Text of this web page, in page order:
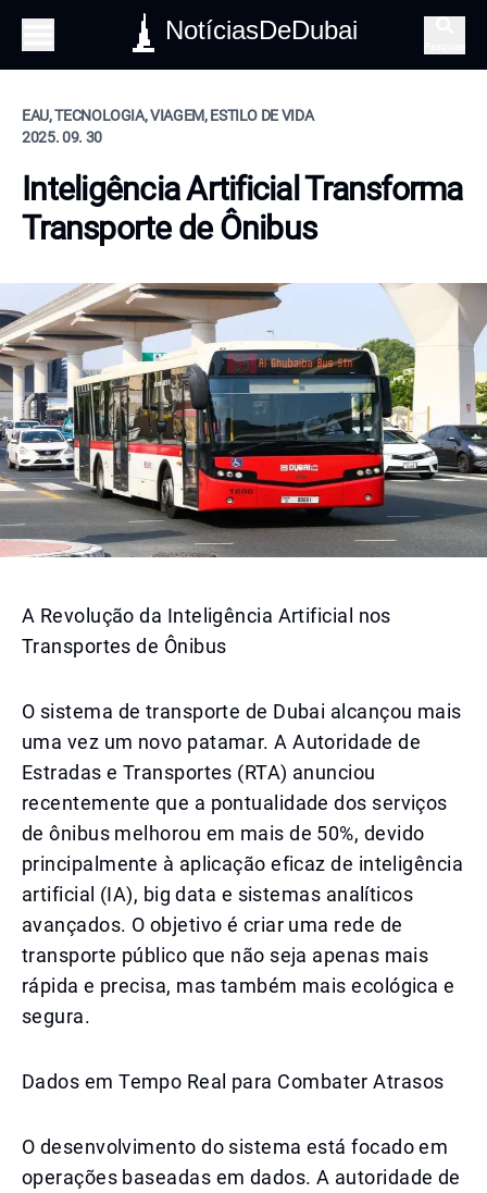
NotíciasDeDubai
EAU, TECNOLOGIA, VIAGEM, ESTILO DE VIDA
2025. 09. 30
Inteligência Artificial Transforma
Transporte de Ônibus
A Revolução da Inteligência Artificial nos
Transportes de Ônibus
O sistema de transporte de Dubai alcançou mais
uma vez um novo patamar. A Autoridade de
Estradas e Transportes (RTA) anunciou
recentemente que a pontualidade dos serviços
de ônibus melhorou em mais de 50%, devido
principalmente à aplicação eficaz de inteligência
artificial (IA), big data e sistemas analíticos
avançados. O objetivo é criar uma rede de
transporte público que não seja apenas mais
rápida e precisa, mas também mais ecológica e
segura.
Dados em Tempo Real para Combater Atrasos
O desenvolvimento do sistema está focado em
operações baseadas em dados. A autoridade de